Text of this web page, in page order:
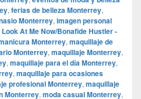
, ferias de belleza Monterrey,
Monterrey, imagen personal
Look At Me Now/Bonafide Hustler -
Monterrey, maquillaje de
Monterrey, maquillaje Monterrey,
, maquillaje para el día Monterrey,
, maquillaje para ocasiones
profesional Monterrey, maquillaje
Monterrey, moda casual Monterrey,